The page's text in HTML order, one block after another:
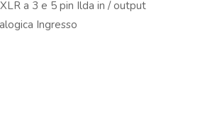
a 3 e 5 pin Ilda in / output
Ingresso